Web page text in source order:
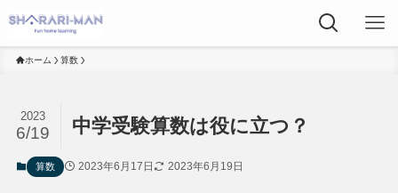
ホーム 算数
中学受験算数は役に立つ？
2023
6/19
算数 2023年6月17日 2023年6月19日